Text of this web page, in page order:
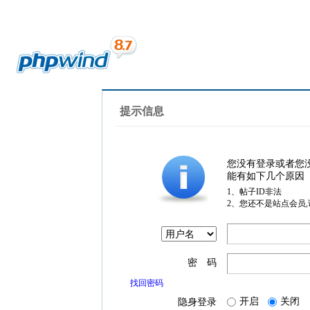
提示信息
您没有登录或者您
能有如下几个原因
1、帖子ID非法
2、您还不是站点会员
密 码
找回密码
隐身登录 开启 关闭